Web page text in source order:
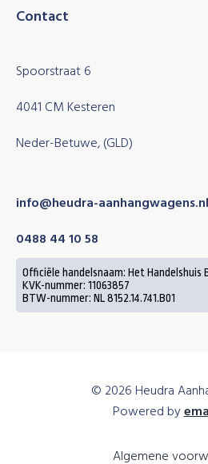
Contact
Spoorstraat 6
4041 CM Kesteren
Neder-Betuwe, (GLD)
info@heudra-aanhangwagens.nl
0488 44 10 58
Officiële handelsnaam: Het Handelshuis
KVK-nummer: 11063857
BTW-nummer: NL 8152.14.741.B01
© 2026 Heudra
Powered by
Algemene